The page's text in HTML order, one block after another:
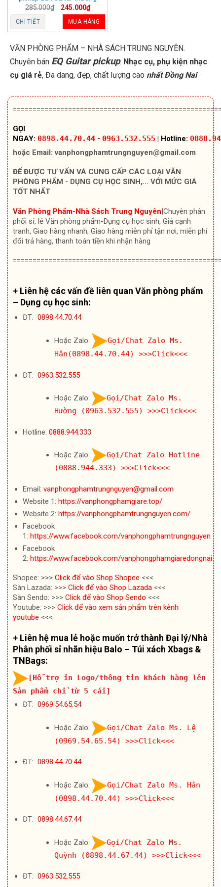
VĂN PHÒNG PHẨM – NHÀ SÁCH TRUNG NGUYÊN.
Chuyên bán EQ Guitar pickup. Nhạc cụ, phụ kiện nhạc
cụ giá rẻ, Đa dang, đẹp, chất lượng cao nhất Đồng Nai
GỌI
NGAY: 0898.44.70.44 - 0963.532.555 | Hotline:
hoặc Email:vanphongphamtrungnguyen@gmail.com
ĐỂ ĐƯỢC TƯ VẤN VÀ CUNG CẤP CÁC LOẠI VĂN
PHÒNG PHẨM - DỤNG CỤ HỌC SINH,... VỚI MỨC GIÁ
TỐT NHẤT
Văn Phòng Phẩm-Nhà Sách Trung Nguyên|Chuyên phân
phối sỉ, lẻ Văn phòng phẩm-Dụng cụ học sinh, Giá cạnh
tranh, Giao hàng nhanh, Giao hàng miễn phí tận nơi, miễn phí
đổi trả hàng, thanh toán tiền khi nhận hàng
+ Liên hệ các vấn đề liên quan Văn phòng phẩm
– Dụng cụ học sinh:
ĐT: 0898.44.70.44
Hoặc Zalo:
Gọi/Chat Zalo Ms.
Hân(0898.44.70.44)
>>>Click<<<
ĐT: 0963.532.555
Hoặc Zalo:
Gọi/Chat Zalo Ms.
Hường (0963.532.555)
>>>Click<<<
Hotline: 0888.944.333
Hoặc Zalo:
Gọi/Chat Zalo Hotline
(0888.944.333)
>>>Click<<<
Email: vanphongphamtrungnguyen@gmail.com
Website 1: https://vanphongphamgiare.top/
Website 2: https://vanphongphamtrungnguyen.com/
Facebook
1: https://www.facebook.com/vanphongphamtrungnguyen
Facebook
2: https://www.facebook.com/vanphongphamgiaredongnai
Shopee: >>> Click để vào Shop Shopee <<<
Sàn Lazada: >>> Click để vào Shop Lazada <<<
Sàn Sendo: >>> Click để vào Shop Sendo <<<
Youtube: >>> Click để vào xem sản phẩm trên kênh
youtube <<<
+ Liên hệ mua lẻ hoặc muốn trở thành Đại lý/Nhà
Phân phối sỉ nhãn hiệu Balo – Túi xách Xbags &
TNBags:
[Hỗ trợ in Logo/thông tin khách hàng lên
Sản phẩm chỉ từ 5 cái]
ĐT: 0969.54.65.54
Hoặc Zalo:
Gọi/Chat Zalo Ms. Lệ
(0969.54.65.54)
>>>Click<<<
ĐT: 0898.44.70.44
Hoặc Zalo:
Gọi/Chat Zalo Ms. Hân
(0898.44.70.44)
>>>Click<<<
ĐT: 0898.44.67.44
Hoặc Zalo:
Gọi/Chat Zalo Ms.
Quỳnh (0898.44.67.44)
>>>Click<<<
ĐT: 0963.532.555
285.000₫ 245.000₫
CHI TIẾT MUA HÀNG